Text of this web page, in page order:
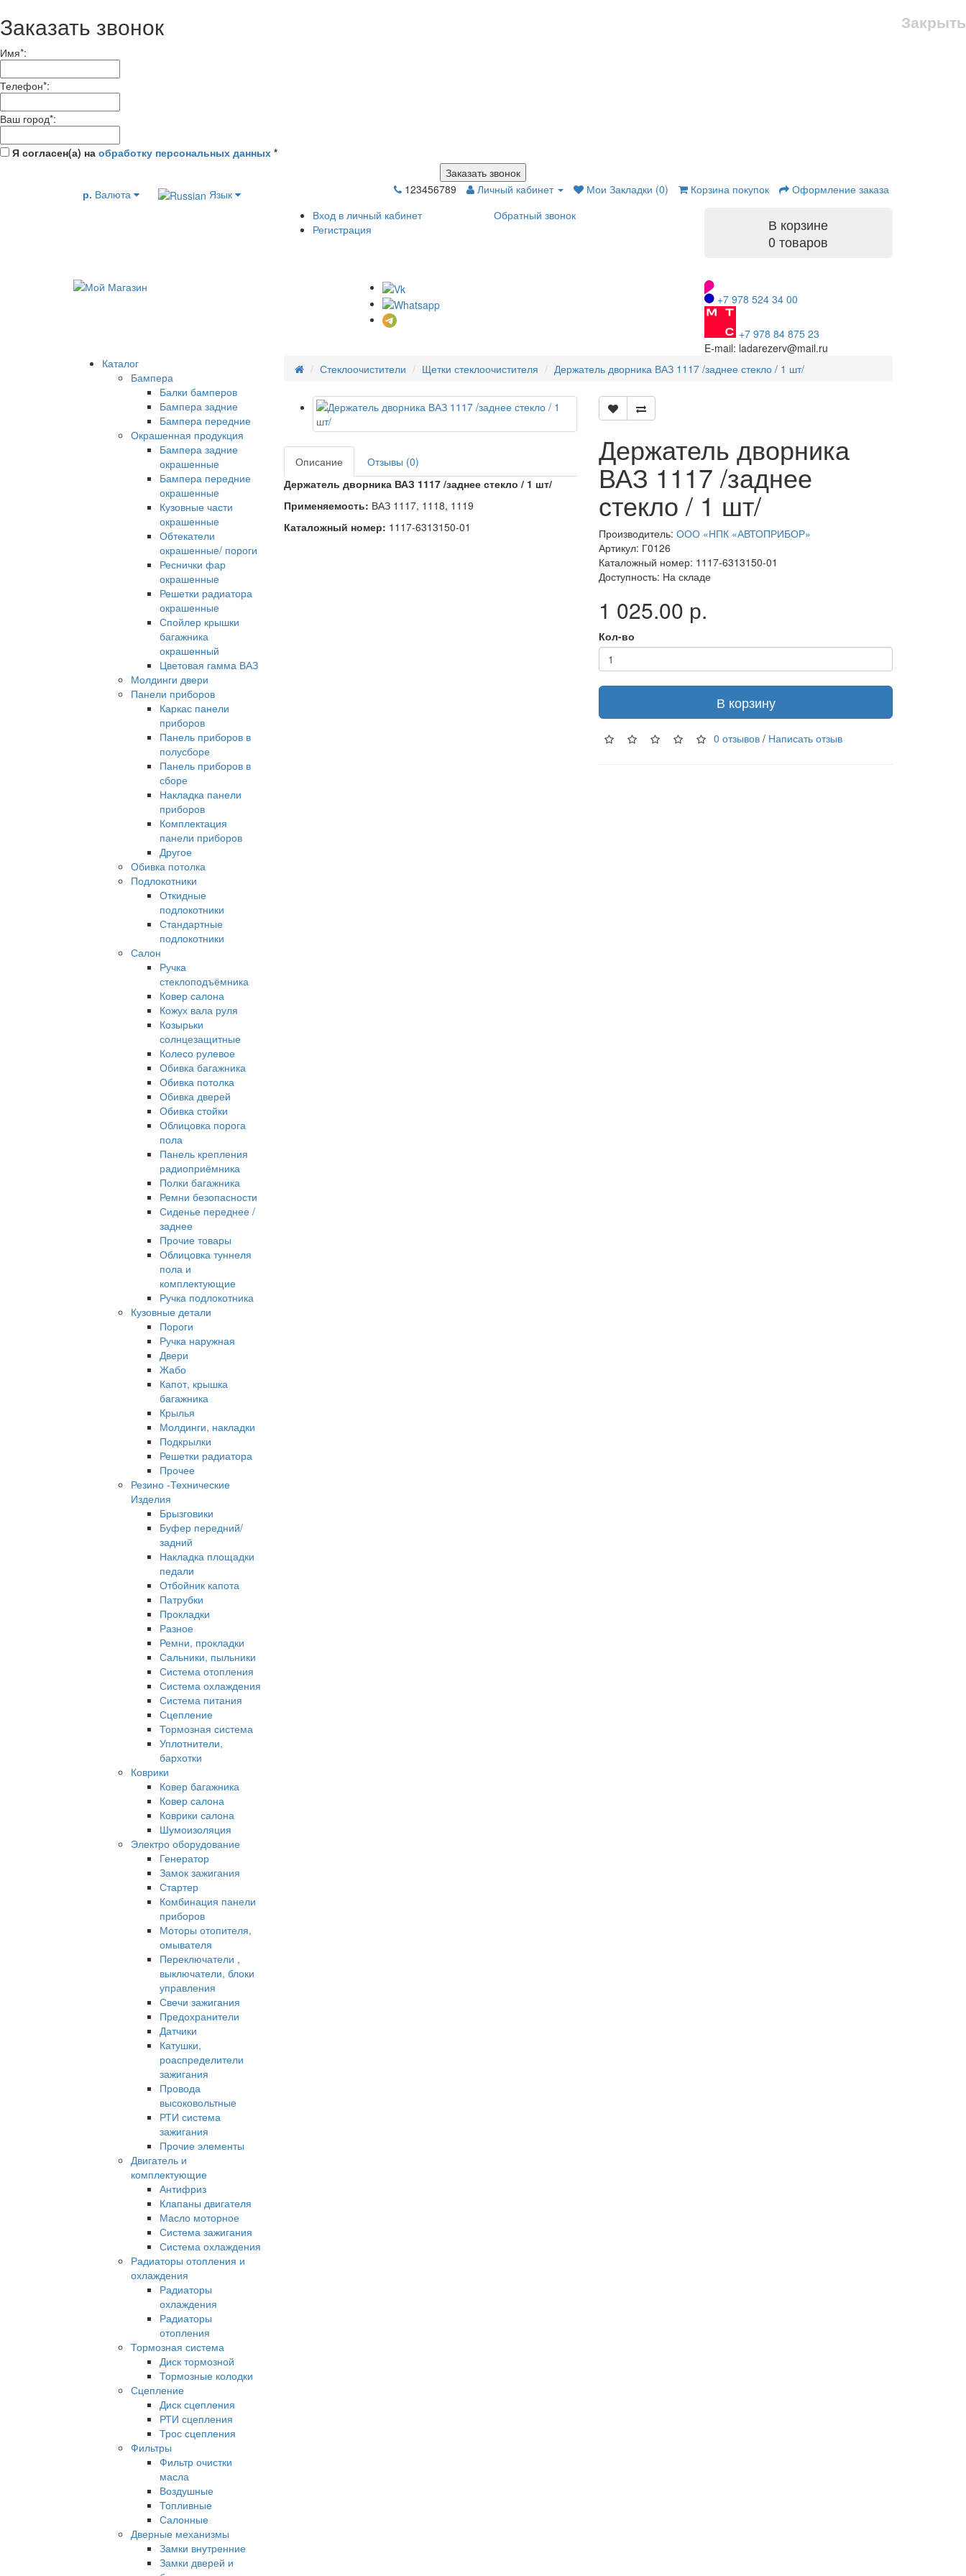
Закрыть
Заказать звонок
Имя*:
Телефон*:
Ваш город*:
Я согласен(а) на обработку персональных данных *
Заказать звонок
р. Валюта Язык 123456789 Личный кабинет Мои Закладки (0) Корзина покупок
Оформление заказа
Вход в личный кабинет
Регистрация
Обратный звонок
В корзине
0 товаров
+7 978 524 34 00
+7 978 84 875 23
E-mail: ladarezerv@mail.ru
Каталог
Бампера
Балки бамперов
Бампера задние
Бампера передние
Окрашенная продукция
Бампера задние
окрашенные
Бампера передние
окрашенные
Кузовные части
окрашенные
Обтекатели
окрашенные/ пороги
Реснички фар
окрашенные
Решетки радиатора
окрашенные
Спойлер крышки
багажника
окрашенный
Цветовая гамма ВАЗ
Молдинги двери
Панели приборов
Каркас панели
приборов
Панель приборов в
полусборе
Панель приборов в
сборе
Накладка панели
приборов
Комплектация
панели приборов
Другое
Обивка потолка
Подлокотники
Откидные
подлокотники
Стандартные
подлокотники
Салон
Ручка
стеклоподъёмника
Ковер салона
Кожух вала руля
Козырьки
солнцезащитные
Колесо рулевое
Обивка багажника
Обивка потолка
Обивка дверей
Обивка стойки
Облицовка порога
пола
Панель крепления
радиоприёмника
Полки багажника
Ремни безопасности
Сиденье переднее /
заднее
Прочие товары
Облицовка туннеля
пола и
комплектующие
Ручка подлокотника
Кузовные детали
Пороги
Ручка наружная
Двери
Жабо
Капот, крышка
багажника
Крылья
Молдинги, накладки
Подкрылки
Решетки радиатора
Прочее
Резино -Технические
Изделия
Брызговики
Буфер передний/
задний
Накладка площадки
педали
Отбойник капота
Патрубки
Прокладки
Разное
Ремни, прокладки
Сальники, пыльники
Система отопления
Система охлаждения
Система питания
Сцепление
Тормозная система
Уплотнители,
бархотки
Коврики
Ковер багажника
Ковер салона
Коврики салона
Шумоизоляция
Электро оборудование
Генератор
Замок зажигания
Стартер
Комбинация панели
приборов
Моторы отопителя,
омывателя
Переключатели ,
выключатели, блоки
управления
Свечи зажигания
Предохранители
Датчики
Катушки,
роаспределители
зажигания
Провода
высоковольтные
РТИ система
зажигания
Прочие элементы
Двигатель и
комплектующие
Антифриз
Клапаны двигателя
Масло моторное
Система зажигания
Система охлаждения
Радиаторы отопления и
охлаждения
Радиаторы
охлаждения
Радиаторы
отопления
Тормозная система
Диск тормозной
Тормозные колодки
Сцепление
Диск сцепления
РТИ сцепления
Трос сцепления
Фильтры
Фильтр очистки
масла
Воздушные
Топливные
Салонные
Дверные механизмы
Замки внутренние
Замки дверей и
Стеклоочистители Щетки стеклоочистителя Держатель дворника ВАЗ 1117 /заднее стекло / 1 шт/
Описание
Отзывы (0)
Держатель дворника ВАЗ 1117 /заднее стекло / 1 шт/
Применяемость: ВАЗ 1117, 1118, 1119
Каталожный номер: 1117-6313150-01
Держатель дворника
ВАЗ 1117 /заднее
стекло / 1 шт/
Производитель:ООО «НПК «АВТОПРИБОР»
Артикул: Г0126
Каталожный номер: 1117-6313150-01
Доступность: На складе
1 025.00 р.
Кол-во
В корзину
0 отзывов / Написать отзыв